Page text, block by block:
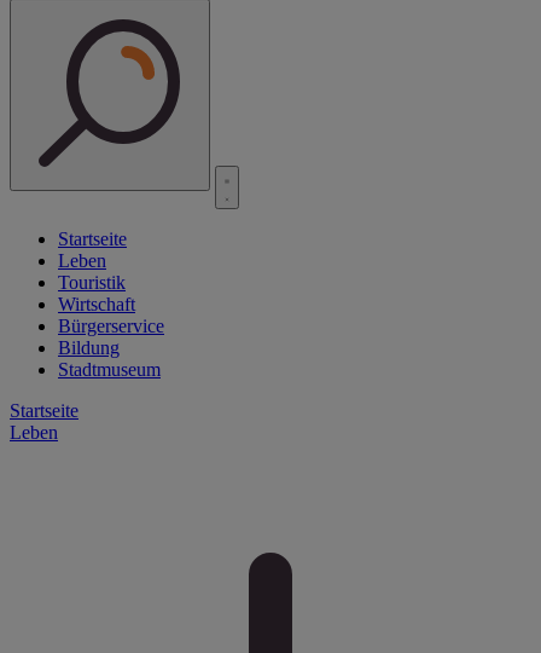
Startseite
Leben
Touristik
Wirtschaft
Bürgerservice
Bildung
Stadtmuseum
Startseite
Leben